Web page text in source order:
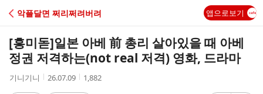
C
A
악플달면 쩌리쩌려버려 앱으로보기
[흥미돋]일본 아베 前 총리 살아있을 때 아베
정권 저격하는(not real 저격) 영화, 드라마
작
기니기니
작
26.07.09
조
1,882